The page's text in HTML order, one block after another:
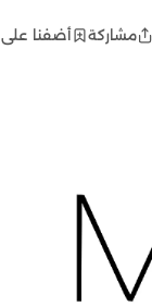
مشاركة أضفنا على Google